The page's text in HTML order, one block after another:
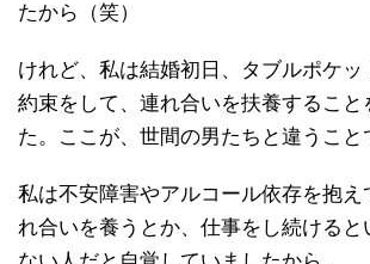
たから（笑）
けれど、私は結婚初日、タブルポケ
約束をして、連れ合いを扶養すること
た。ここが、世間の男たちと違うこと
私は不安障害やアルコール依存を抱え
れ合いを養うとか、仕事をし続けると